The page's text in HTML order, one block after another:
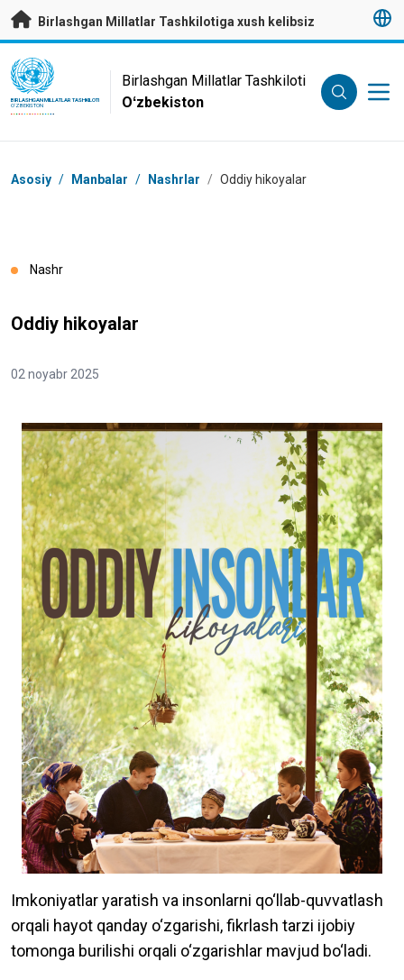
Asosiy mundarijaga
Birlashgan Millatlar Tashkilotiga xush kelibsiz
UN Logo
BIRLASHGAN MILLATLAR TASHKILOTI
OʻZBEKISTON
Birlashgan Millatlar Tashkiloti
Oʻzbekiston
Navigator tizimi
Asosiy / Manbalar / Nashrlar / Oddiy hikoyalar
Nashr
Oddiy hikoyalar
02 noyabr 2025
Imkoniyatlar yaratish va insonlarni qo‘llab-quvvatlash
orqali hayot qanday o‘zgarishi, fikrlash tarzi ijobiy
tomonga burilishi orqali o‘zgarishlar mavjud bo‘ladi.